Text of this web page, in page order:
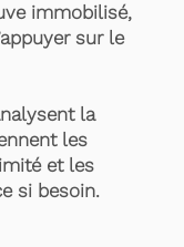
immobilisé,
sur le
la
les
et les
si besoin.